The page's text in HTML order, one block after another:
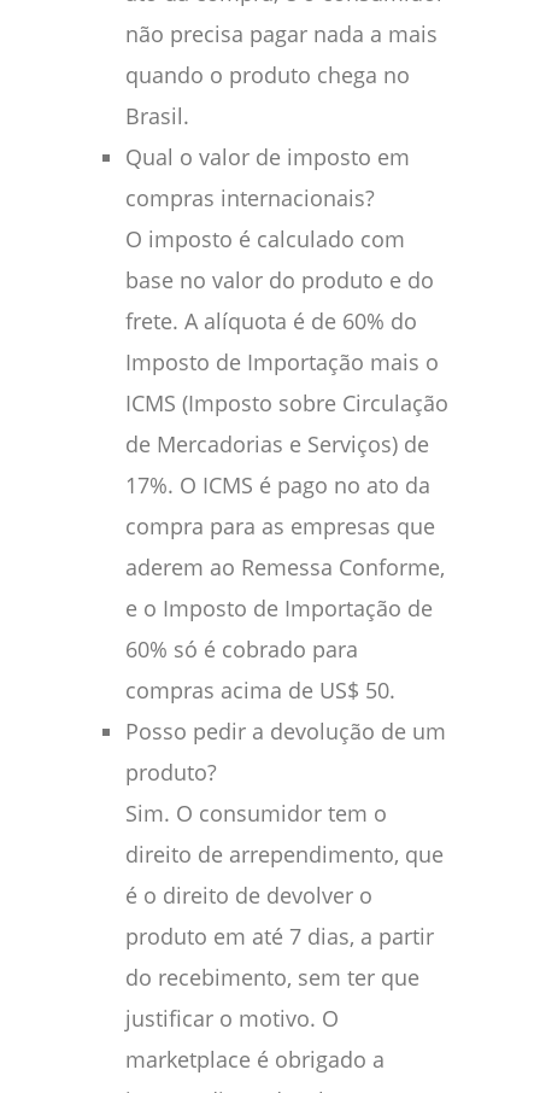
não precisa pagar nada a mais
quando o produto chega no
Brasil.
Qual o valor de imposto em
compras internacionais?
O imposto é calculado com
base no valor do produto e do
frete. A alíquota é de 60% do
Imposto de Importação mais o
ICMS (Imposto sobre Circulação
de Mercadorias e Serviços) de
17%. O ICMS é pago no ato da
compra para as empresas que
aderem ao Remessa Conforme,
e o Imposto de Importação de
60% só é cobrado para
compras acima de US$ 50.
Posso pedir a devolução de um
produto?
Sim. O consumidor tem o
direito de arrependimento, que
é o direito de devolver o
produto em até 7 dias, a partir
do recebimento, sem ter que
justificar o motivo. O
marketplace é obrigado a